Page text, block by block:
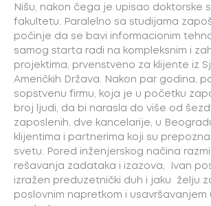
Nišu, nakon čega je upisao doktorske
fakultetu. Paralelno sa studijama
počinje da se bavi informacionim
samog starta radi na kompleksnim i
projektima, prvenstveno za klijente iz
Američkih Država. Nakon par godina,
sopstvenu firmu, koja je u početku
broj ljudi, da bi narasla do više od
zaposlenih, dve kancelarije, u
klijentima i partnerima koji su
svetu. Pored inženjerskog načina
rešavanja zadataka i izazova, Ivan
izražen preduzetnički duh i jaku želju
poslovnim napretkom i usavršavanjem